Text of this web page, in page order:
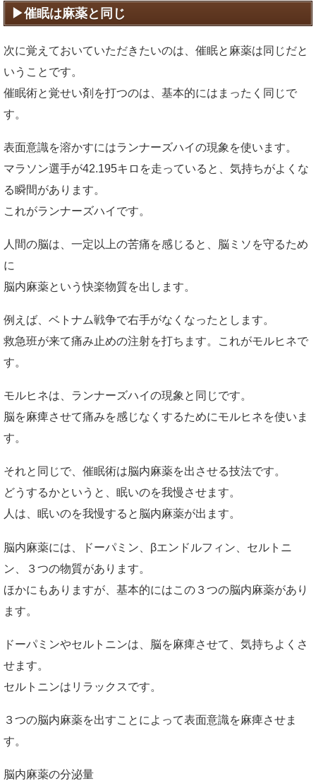
催眠は麻薬と同じ
次に覚えておいていただきたいのは、催眠と麻薬は同じだと
いうことです。
催眠術と覚せい剤を打つのは、基本的にはまったく同じで
す。
表面意識を溶かすにはランナーズハイの現象を使います。
マラソン選手が42.195キロを走っていると、気持ちがよくな
る瞬間があります。
これがランナーズハイです。
人間の脳は、一定以上の苦痛を感じると、脳ミソを守るため
に
脳内麻薬という快楽物質を出します。
例えば、ベトナム戦争で右手がなくなったとします。
救急班が来て痛み止めの注射を打ちます。これがモルヒネで
す。
モルヒネは、ランナーズハイの現象と同じです。
脳を麻痺させて痛みを感じなくするためにモルヒネを使いま
す。
それと同じで、催眠術は脳内麻薬を出させる技法です。
どうするかというと、眠いのを我慢させます。
人は、眠いのを我慢すると脳内麻薬が出ます。
脳内麻薬には、ドーパミン、βエンドルフィン、セルトニ
ン、３つの物質があります。
ほかにもありますが、基本的にはこの３つの脳内麻薬があり
ます。
ドーパミンやセルトニンは、脳を麻痺させて、気持ちよくさ
せます。
セルトニンはリラックスです。
３つの脳内麻薬を出すことによって表面意識を麻痺させま
す。
脳内麻薬の分泌量